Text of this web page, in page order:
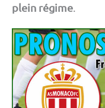
plein régime